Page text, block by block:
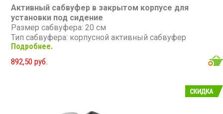
Активный сабвуфер в закрытом корпусе для
установки под сидение
Размер сабвуфера: 20 см
Тип сабвуфера: корпусной активный сабвуфер
Номинальная мощность: 120 Вт
Максимальная мощность: 240 Вт
Диапазон частот: 25 - 152 Гц
Подробнее.
892,50 руб.